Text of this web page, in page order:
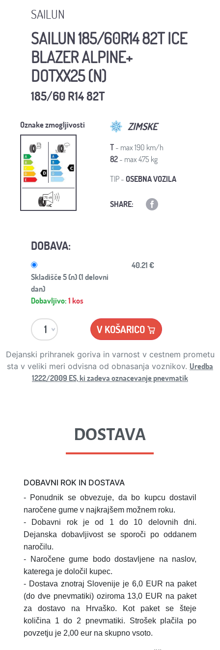
SAILUN
SAILUN 185/60R14 82T ICE
BLAZER ALPINE+
DOTXX25 (N)
185/60 R14 82T
Oznake zmogljivosti ZIMSKE
T- max 190 km/h
82- max 475 kg
TIP -OSEBNA VOZILA
SHARE:
DOBAVA:
Skladišče 5 (n) (1 delovni
dan)
40.21 €
Dobavljivo:1 kos
V KOŠARICO
Dejanski prihranek goriva in varnost v cestnem prometu
sta v veliki meri odvisna od obnasanja voznikov. Uredba
1222/2009 ES, ki zadeva oznacevanje pnevmatik
DOSTAVA
DOBAVNI ROK IN DOSTAVA
- Ponudnik se obvezuje, da bo kupcu dostavil
naročene gume v najkrajšem možnem roku.
- Dobavni rok je od 1 do 10 delovnih dni.
Dejanska dobavljivost se sporoči po oddanem
naročilu.
- Naročene gume bodo dostavljene na naslov,
katerega je določil kupec.
- Dostava znotraj Slovenije je 6,0 EUR na paket
(do dve pnevmatiki) oziroma 13,0 EUR na paket
za dostavo na Hrvaško.
Kot paket se šteje
količina 1 do 2 pnevmatiki. Strošek plačila po
povzetju je 2,00 eur na skupno vsoto.